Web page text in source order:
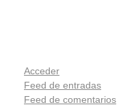
Acceder
Feed de entradas
Feed de comentarios